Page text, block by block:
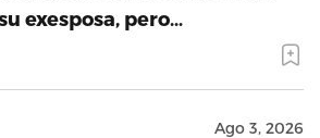
exesposa, pero…
Ago 3, 2026